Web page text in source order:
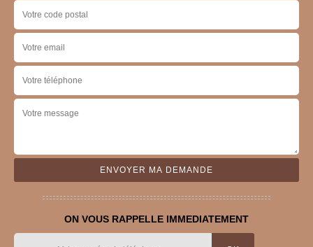
ON VOUS RAPPELLE IMMEDIATEMENT